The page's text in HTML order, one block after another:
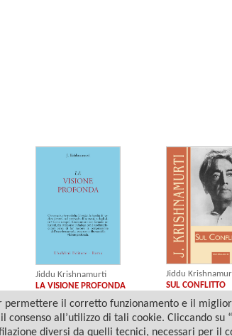
Jiddu Krishnamurti
LA VISIONE PROFONDA
Jiddu
SUL CONFLITTO
il corretto funzionamento e il
consenso all’utilizzo di tali cookie. Cliccando
diversi da quelli tecnici, necessari per il